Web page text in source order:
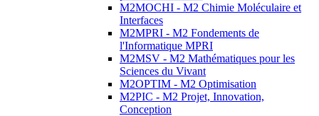
M2MOCHI - M2 Chimie Moléculaire et
Interfaces
M2MPRI - M2 Fondements de
l'Informatique MPRI
M2MSV - M2 Mathématiques pour les
Sciences du Vivant
M2OPTIM - M2 Optimisation
M2PIC - M2 Projet, Innovation,
Conception